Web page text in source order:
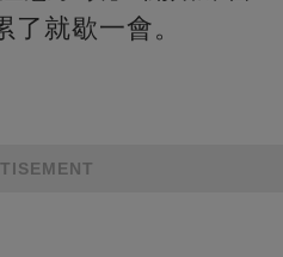
就歇一會。